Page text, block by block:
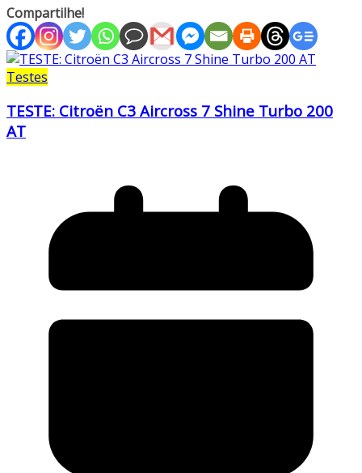
Compartilhe!
Testes
TESTE: Citroën C3 Aircross 7 Shine Turbo 200
AT